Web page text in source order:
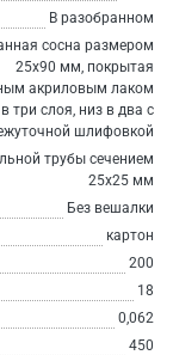
В разобранном
сосна размером
25х90 мм, покрытая
акриловым лаком
три слоя, низ в два с
шлифовкой
трубы сечением
25х25 мм
Без вешалки
картон
200
18
0,062
450